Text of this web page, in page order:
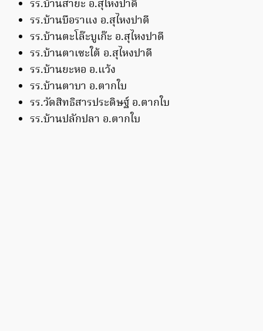
รร.บ้านสายะ อ.สุไหงปาดี
รร.บ้านบือราแง อ.สุไหงปาดี
รร.บ้านตะโล๊ะบูเก๊ะ อ.สุไหงปาดี
รร.บ้านตาเซะใต้ อ.สุไหงปาดี
รร.บ้านยะหอ อ.แว้ง
รร.บ้านตาบา อ.ตากใบ
รร.วัดสิทธิสารประดิษฐ์ อ.ตากใบ
รร.บ้านปลักปลา อ.ตากใบ